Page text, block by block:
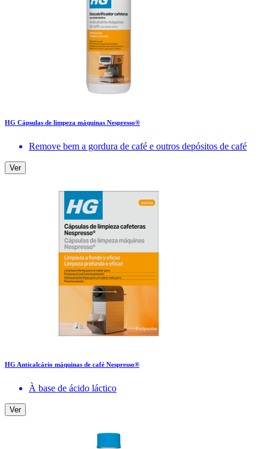
HG Cápsulas de limpeza máquinas Nespresso®
Remove bem a gordura de café e outros depósitos de café
Ver
HG Anticalcário máquinas de café Nespresso®
À base de ácido láctico
Ver